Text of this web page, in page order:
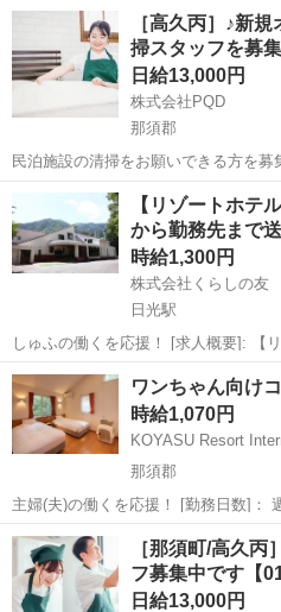
室清掃と同じようにリネンの洗濯乾
補充、掃除機がけなどを行っ...
栃木 那須郡 清掃 スタッフ
［高久丙］♪新
掃スタッフを募
日給13,000円
株式会社PQD
那須郡
民泊施設の清掃をお願いできる方を募
クアウトに合わせてお部屋に入り、
ク、水回りの清掃補充、掃除機がけ
されるお客様が、快適に過ごせ...
那須郡 清掃
【リゾートホテ
から勤務先まで
時給1,300円
株式会社くらしの友
日光駅
しゅふの働くを応援！ [求人概要]: 【リゾートホテルでの清掃スタッ
フ】ご自宅から勤務先まで送迎あり
躍中☆未経験OK♪ [職種名]: ホテル清掃スタッフ [勤務地・最寄駅]: 栃
木県日...
栃木 日光駅
ワンちゃん向け
時給1,070円
KOYASU Resort
那須郡
主婦(夫)の働くを応援！ [勤務日数]： 週1日~ 10:00~14:00 月/火/水/木/
金/土/日 などから選べます [勤務地・最寄駅]： 栃木県那須郡那須町高
久乙1880 ホテルフォレストヒルズ那
栃木 那須郡 清掃
［那須町/高久丙
フ募集中です【
日給13,000円